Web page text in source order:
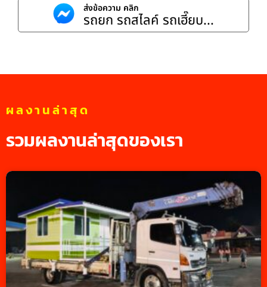
ส่งข้อความ คลิก
รถยก รถสไลค์ รถเฮี๊ยบ...
ผลงานล่าสุด
รวมผลงานล่าสุดของเรา